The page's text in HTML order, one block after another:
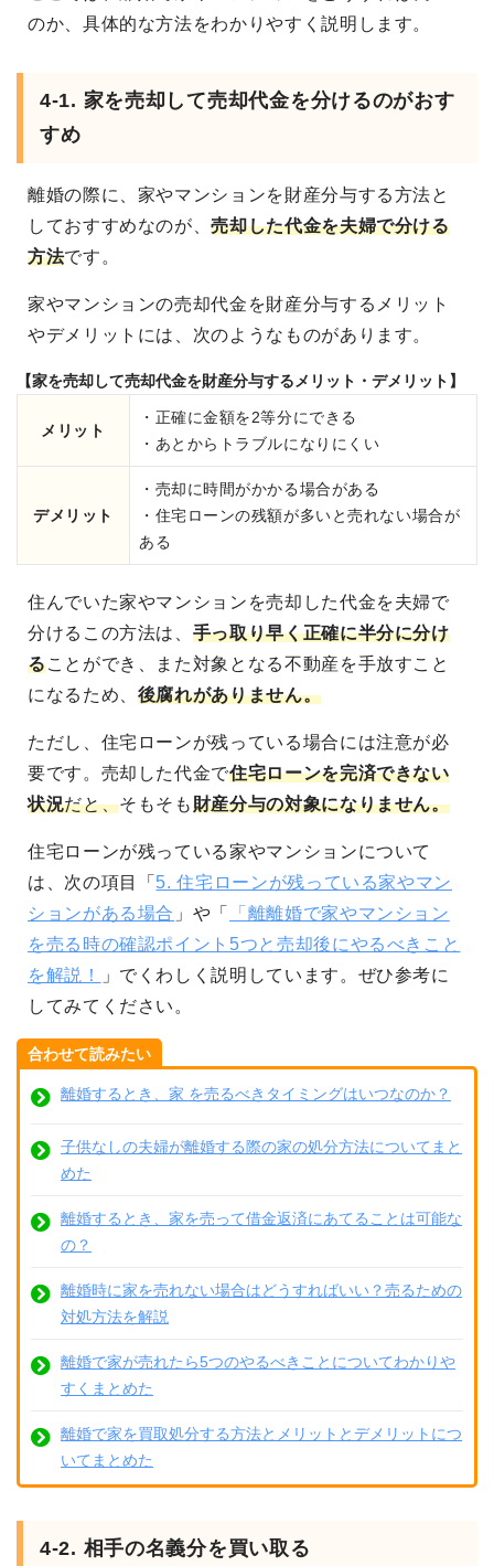
のか、具体的な方法をわかりやすく説明します。
4-1. 家を売却して売却代金を分けるのがおす
すめ
離婚の際に、家やマンションを財産分与する方法と
しておすすめなのが、売却した代金を夫婦で分ける
方法です。
家やマンションの売却代金を財産分与するメリット
やデメリットには、次のようなものがあります。
【家を売却して売却代金を財産分与するメリット・デメリット】
メリット
・正確に金額を2等分にできる
・あとからトラブルになりにくい
デメリット
・売却に時間がかかる場合がある
・住宅ローンの残額が多いと売れない場合が
ある
住んでいた家やマンションを売却した代金を夫婦で
分けるこの方法は、 手っ取り早く正確に半分に分け
ることができ、また対象となる不動産を手放すこと
になるため、 後腐れがありません。
ただし、住宅ローンが残っている場合には注意が必
要です。売却した代金で住宅ローンを完済できない
状況だと、そもそも財産分与の対象になりません。
住宅ローンが残っている家やマンションについて
は、次の項目「 5. 住宅ローンが残っている家やマン
ションがある場合 」や「
「離離婚で家やマンション
を売る時の確認ポイント5つと売却後にやるべきこと
を解説！
」でくわしく説明しています。ぜひ参考に
してみてください。
合わせて読みたい
離婚するとき、家 を売るべきタイミングはいつなのか？
子供なしの夫婦が離婚する際の家の処分方法についてまと
めた
離婚するとき、家を売って借金返済にあてることは可能な
の？
離婚時に家を売れない場合はどうすればいい？売るための
対処方法を解説
離婚で家が売れたら5つのやるべきことについてわかりや
すくまとめた
離婚で家を買取処分する方法とメリットとデメリットにつ
いてまとめた
4-2. 相手の名義分を買い取る